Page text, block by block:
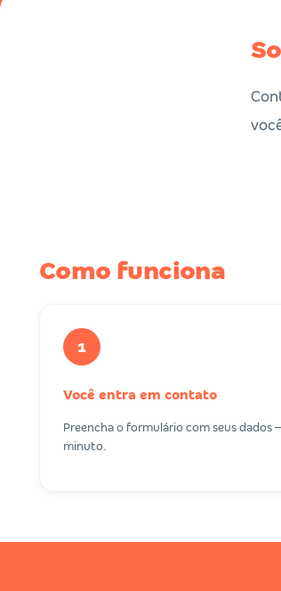
Como funciona
1
Você entra em contato
Preencha o formulário com seus dados
minuto.